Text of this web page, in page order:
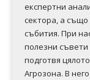
експертни
сектора, а
събития. При
полезни
подготвя
Агрозона. В